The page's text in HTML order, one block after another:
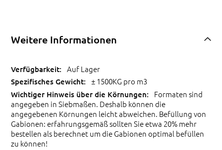
Weitere Informationen
Auf Lager
± 1500KG pro m3
Formaten sind
angegeben in Siebmaßen. Deshalb können die
angegebenen Körnungen leicht abweichen. Befüllung von
Gabionen: erfahrungsgemäß sollten Sie etwa 20% mehr
bestellen als berechnet um die Gabionen optimal befüllen
zu können!